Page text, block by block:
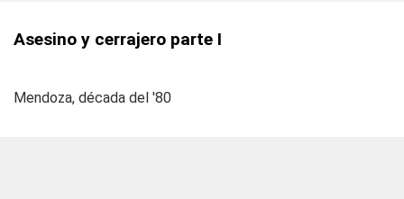
Asesino y cerrajero parte I
Mendoza, década del '80